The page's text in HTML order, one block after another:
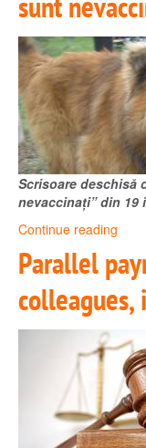
sunt
Scrisoare deschisă
nevaccinați” din 19
Continue reading
Parallel
colleagues,